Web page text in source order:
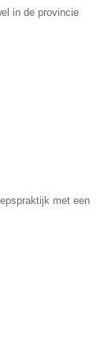
in de provincie
met een